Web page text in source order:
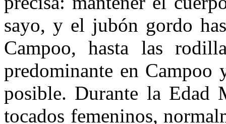
sayo, y el jubón gordo
Campoo, hasta las
predominante en Campoo
posible. Durante la Edad
tocados femeninos,